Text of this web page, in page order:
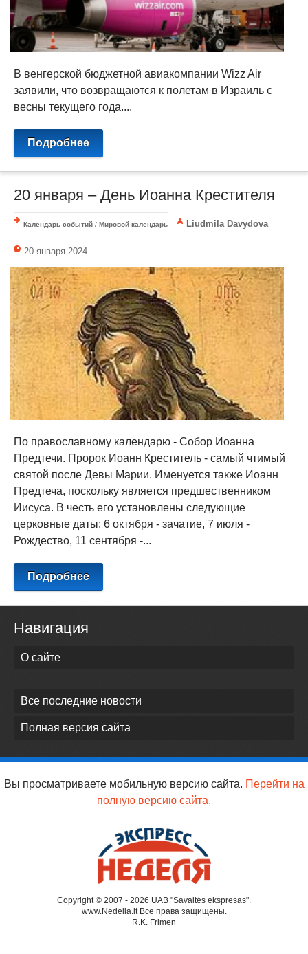
В венгерской бюджетной авиакомпании Wizz Air
заявили, что возвращаются к полетам в Израиль с
весны текущего года....
Подробнее
20 января – День Иоанна Крестителя
Календарь событий / Мировой календарь Liudmila Davydova
20 января 2024
По православному календарю - Собор Иоанна
Предтечи. Пророк Иоанн Креститель - самый чтимый
святой после Девы Марии. Именуется также Иоанн
Предтеча, поскольку является предшественником
Иисуса. В честь его установлены следующие
церковные даты: 6 октября - зачатие, 7 июля -
Рождество, 11 сентября -...
Подробнее
Навигация
О сайте
Все последние новости
Полная версия сайта
Вы просматриваете мобильную версию сайта. Перейти на
полную версию сайта.
Copyright © 2007 - 2026 UAB "Savaitės ekspresas".
www.Nedelia.lt Все права защищены.
R.K. Frimen